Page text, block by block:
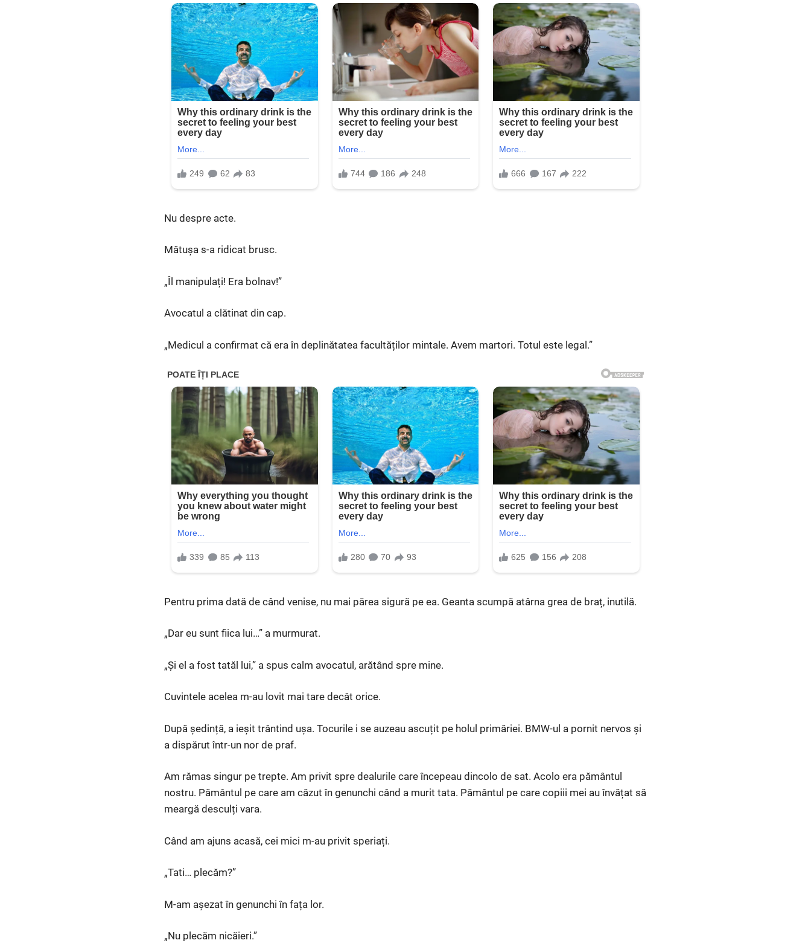
Nu despre acte.
Mătușa s-a ridicat brusc.
„Îl manipulați! Era bolnav!”
Avocatul a clătinat din cap.
„Medicul a confirmat că era în deplinătatea facultăților mintale. Avem martori. Totul este legal.”
Pentru prima dată de când venise, nu mai părea sigură pe ea. Geanta scumpă atârna grea de braț, inutilă.
„Dar eu sunt fiica lui…” a murmurat.
„Și el a fost tatăl lui,” a spus calm avocatul, arătând spre mine.
Cuvintele acelea m-au lovit mai tare decât orice.
După ședință, a ieșit trântind ușa. Tocurile i se auzeau ascuțit pe holul primăriei. BMW-ul a pornit nervos și
a dispărut într-un nor de praf.
Am rămas singur pe trepte. Am privit spre dealurile care începeau dincolo de sat. Acolo era pământul
nostru. Pământul pe care am căzut în genunchi când a murit tata. Pământul pe care copiii mei au învățat să
meargă desculți vara.
Când am ajuns acasă, cei mici m-au privit speriați.
„Tati… plecăm?”
M-am așezat în genunchi în fața lor.
„Nu plecăm nicăieri.”